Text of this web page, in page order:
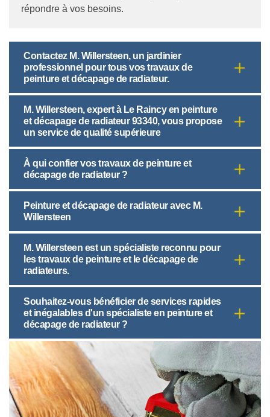
répondre à vos besoins.
Contactez M. Willersteen, un jardinier
professionnel pour tous vos travaux de
peinture et décapage de radiateur.
M. Willersteen, expert à Le Raincy en peinture
et décapage de radiateur 93340, vous propose
un service de qualité supérieure
À qui confier vos travaux de peinture et
décapage de radiateur ?
Peinture et décapage de radiateur avec M.
Willersteen
M. Willersteen est un spécialiste reconnu pour
les travaux de peinture et le décapage de
radiateurs.
Souhaitez-vous bénéficier de services rapides
et inégalables d'un spécialiste en peinture et
décapage de radiateur ?